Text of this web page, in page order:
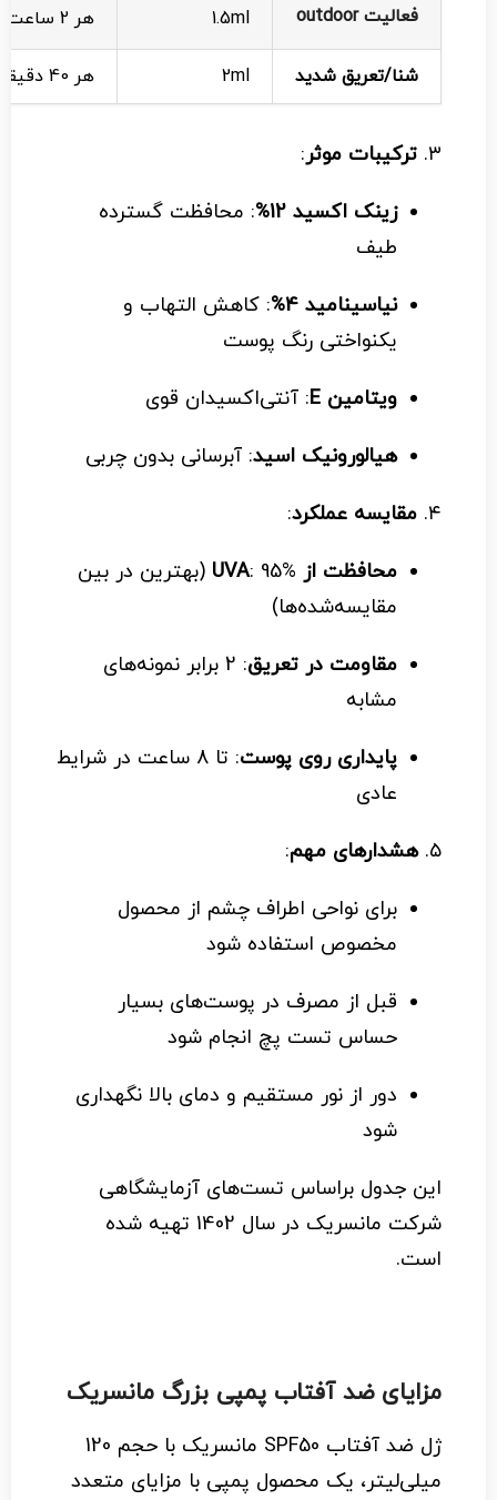
فعالیت outdoor 1.5ml هر 2 ساعت
شنا/تعریق شدید 2ml هر 40 دقیقه
۳. ترکیبات موثر :
زینک اکسید 12%
: محافظت گسترده
طیف
نیاسینامید 4%
: کاهش التهاب و
یکنواختی رنگ پوست
ویتامین E : آنتی‌اکسیدان قوی
هیالورونیک اسید: آبرسانی بدون چربی
۴. مقایسه عملکرد:
محافظت از UVA
: 95% (بهترین در بین
مقایسه‌شده‌ها)
مقاومت در تعریق
: 2 برابر نمونه‌های
مشابه
پایداری روی پوست
: تا 8 ساعت در شرایط
عادی
۵. هشدارهای مهم:
برای نواحی اطراف چشم از محصول
مخصوص استفاده شود
قبل از مصرف در پوست‌های بسیار
حساس تست پچ انجام شود
دور از نور مستقیم و دمای بالا نگهداری
شود
این جدول براساس تست‌های آزمایشگاهی
شرکت مانسریک در سال 1402 تهیه شده
است.
مزایای ضد آفتاب پمپی بزرگ مانسریک
ژل ضد آفتاب SPF50 مانسریک با حجم 120
میلی‌لیتر، یک محصول پمپی با مزایای متعدد